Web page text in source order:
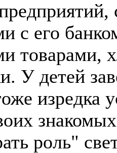
с его
товарами,
У детей
изредка
роль"